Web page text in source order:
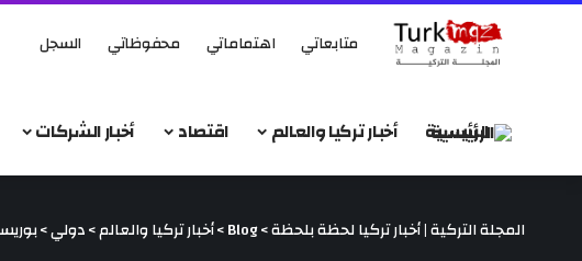
متابعاتي اهتماماتي محفوظاتي السجل
الرئيسية أخبار تركيا والعالم اقتصاد أخبار الشركات
المجلة التركية | أخبار تركيا لحظة بلحظة>
Blog
>أخبار تركيا والعالم>دولي>